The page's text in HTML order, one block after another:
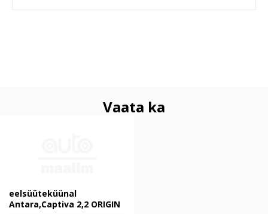
Vaata ka
eelsüüteküünal
Antara,Captiva 2,2 ORIGIN